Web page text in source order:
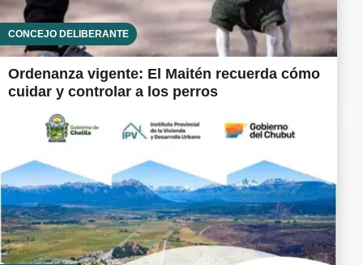
CONCEJO DELIBERANTE
Ordenanza vigente: El Maitén recuerda cómo
cuidar y controlar a los perros